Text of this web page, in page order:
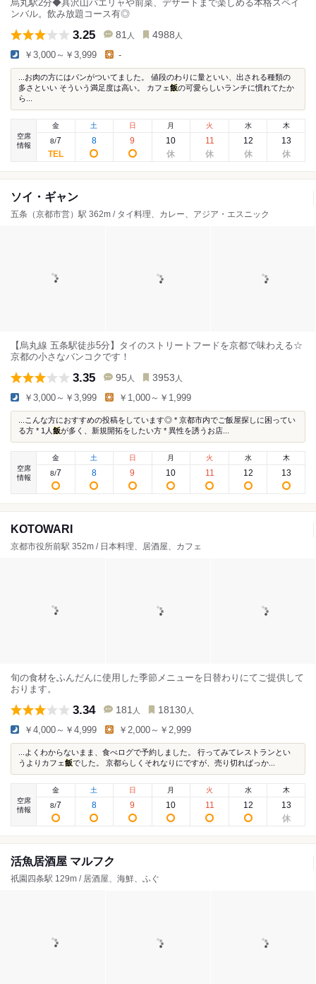
烏丸駅2分◆具沢山パエリャや前菜、デザートまで楽しめる本格スペイ
ンバル。飲み放題コース有◎
3.25 81 人 4988 人
￥3,000～￥3,999 -
...お肉の方にはパンがついてました。 値段のわりに量といい、出される種類の
多さといい そういう満足度は高い。 カフェ飯の可愛らしいランチに慣れてたか
ら...
空席
情報
金
8/7
土
8
日
9
月
10
火
11
水
12
木
13
ソイ・ギャン
五条（京都市営）駅 362m / タイ料理、カレー、アジア・エスニック
【烏丸線 五条駅徒歩5分】タイのストリートフードを京都で味わえる☆
京都の小さなバンコクです！
3.35 95 人 3953 人
￥3,000～￥3,999 ￥1,000～￥1,999
...こんな方におすすめの投稿をしています◎ * 京都市内でご飯屋探しに困ってい
る方 * 1人 飯が多く、新規開拓をしたい方 * 異性を誘うお店...
空席
情報
金
8/7
土
8
日
9
月
10
火
11
水
12
木
13
KOTOWARI
京都市役所前駅 352m / 日本料理、居酒屋、カフェ
旬の食材をふんだんに使用した季節メニューを日替わりにてご提供して
おります。
3.34 181 人 18130 人
￥4,000～￥4,999 ￥2,000～￥2,999
...よくわからないまま、食べログで予約しました。 行ってみてレストランとい
うよりカフェ飯でした。 京都らしくそれなりにですが、売り切ればっか...
空席
情報
金
8/7
土
8
日
9
月
10
火
11
水
12
木
13
活魚居酒屋 マルフク
祇園四条駅 129m / 居酒屋、海鮮、ふぐ